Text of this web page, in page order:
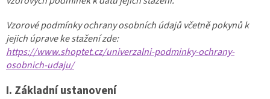
Vzorové podmínky ochrany osobních údajů včetně pokynů k
jejich úprave ke stažení zde:
https://www.shoptet.cz/univerzalni-podminky-ochrany-
osobnich-udaju/
I. Základní ustanovení